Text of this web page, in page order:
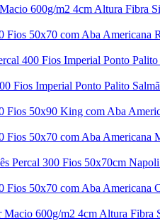
600g/m2 4cm Altura Fibra
Fios 50x70 com Aba Americana
400 Fios Imperial Ponto
Fios Imperial Ponto Palito
Fios 50x90 King com Aba
Fios 50x70 com Aba Americana
Percal 300 Fios 50x70cm
Fios 50x70 com Aba Americana
600g/m2 4cm Altura Fibra